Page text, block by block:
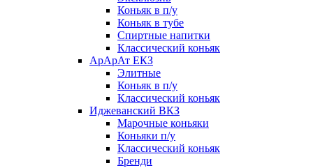
Коньяк в п/у
Коньяк в тубе
Спиртные напитки
Классический коньяк
АрАрАт ЕКЗ
Элитные
Коньяк в п/у
Классический коньяк
Иджеванский ВКЗ
Марочные коньяки
Коньяки п/у
Классический коньяк
Бренди